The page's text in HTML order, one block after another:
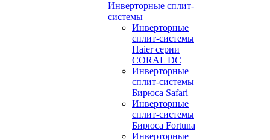
Инверторные сплит-
системы
Инверторные
сплит-системы
Haier серии
CORAL DC
Инверторные
сплит-системы
Бирюса Safari
Инверторные
сплит-системы
Бирюса Fortuna
Инверторные